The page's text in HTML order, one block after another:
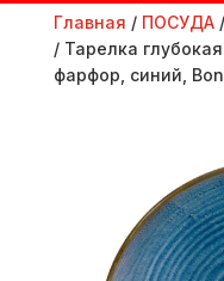
Главная / ПОСУДА/
/ Тарелка
фарфор, синий,